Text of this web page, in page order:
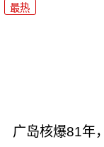
最热
广岛核爆81年